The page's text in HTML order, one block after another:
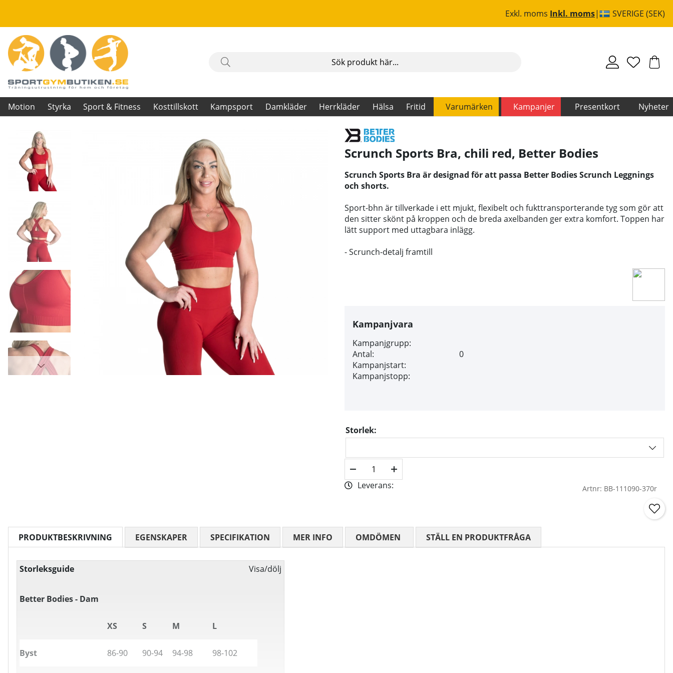
Exkl. moms Inkl. moms SVERIGE (SEK)
Motion Styrka Sport & Fitness Kosttillskott Kampsport Damkläder Herrkläder Hälsa Fritid Varumärken Kampanjer Presentkort Nyheter
Produktbilder Scrunch Sports Bra, chili red
Scrunch Sports Bra, chili red, Better Bodies
Scrunch Sports Bra är designad för att passa Better Bodies Scrunch Leggnings
och shorts.
Sport-bhn är tillverkade i ett mjukt, flexibelt och fukttransporterande tyg som gör att
den sitter skönt på kroppen och de breda axelbanden ger extra komfort. Toppen har
lätt support med uttagbara inlägg.
- Scrunch-detalj framtill
Kampanjvara
Kampanjgrupp:
Antal:
0
Kampanjstart:
Kampanjstopp:
Storlek:
Leverans: Artnr: BB-111090-370r
PRODUKTBESKRIVNING
Storleksguide Visa/dölj
Better Bodies - Dam
XS S M L
Byst 86-90 90-94 94-98 98-102
EGENSKAPER SPECIFIKATION MER INFO OMDÖMEN MEDELBETYG 0 AV 5 ANTAL BETYG 0
STÄLL EN PRODUKTFRÅGA